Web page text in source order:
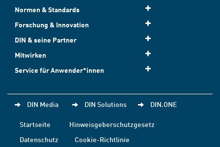
Normen & Standards
Forschung & Innovation
DIN & seine Partner
Mitwirken
Service für Anwender*innen
DIN Media DIN Solutions DIN.ONE
Startseite
Hinweisgeberschutzgesetz
Datenschutz
Cookie-Richtlinie